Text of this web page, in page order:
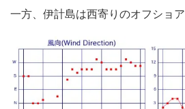
一方、伊計島は西寄りのオフショア